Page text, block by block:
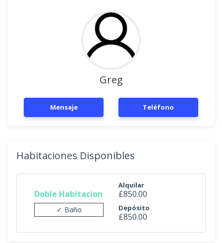
Greg
Mensaje Teléfono
Habitaciones Disponibles
Doble Habitacion
✓ Baño
Alquilar
£850.00
Depósito
£850.00